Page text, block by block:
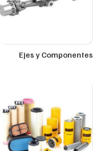
Ejes y Componentes